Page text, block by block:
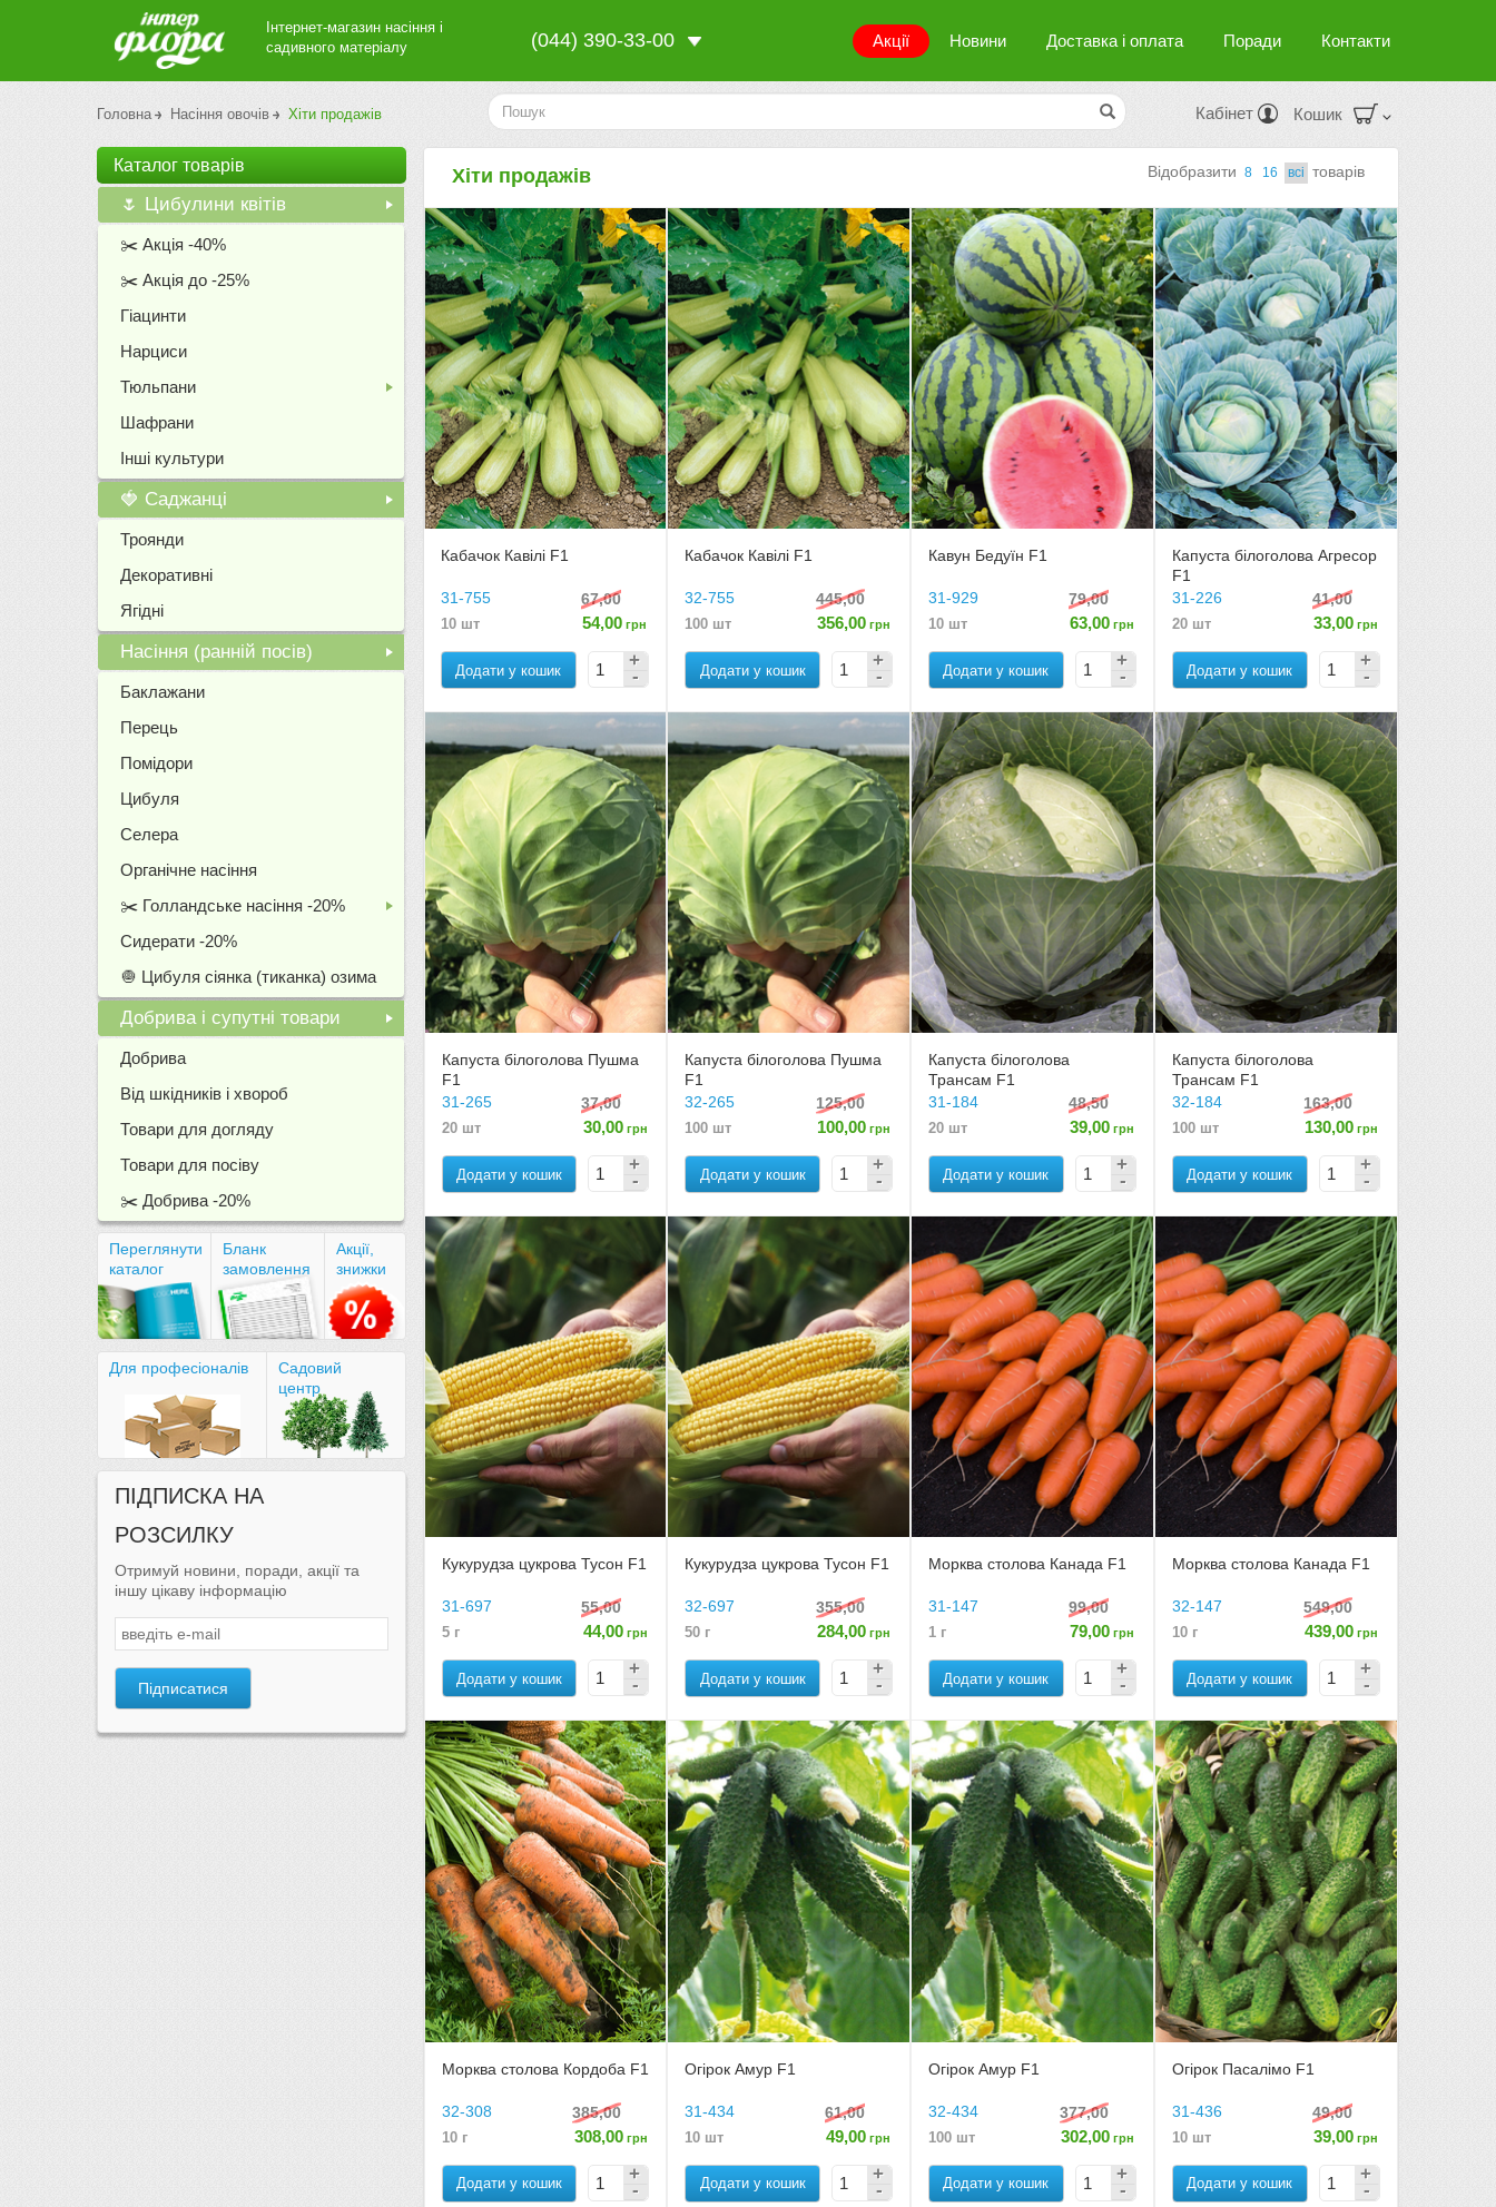
Інтернет-магазин насіння і
садивного матеріалу
(044) 390-33-00 Акції Новини Доставка і оплата Поради Контакти
Головна Насіння овочів Хіти продажів Кабінет Кошик
Каталог товарiв
+
🌷 Цибулини квітів
✂️ Акція -40%
✂️ Акція до -25%
Гіацинти
Нарциси
Тюльпани
Шафрани
Інші культури
+
🍓 Саджанці
Троянди
Декоративні
Ягідні
+
Насіння (ранній посів)
Баклажани
Перець
Помідори
Цибуля
Селера
Органічне насіння
✂️ Голландське насіння -20%
Сидерати -20%
🧅 Цибуля сіянка (тиканка) озима
+
Добрива і супутні товари
Добрива
Від шкідників і хвороб
Товари для догляду
Товари для посіву
✂️ Добрива -20%
Хіти продажів Вiдобразити 8 16 всi товарiв
Кабачок Кавілі F1
31-755
10 шт
67,00
54,00 грн
Додати у кошик
Кабачок Кавілі F1
32-755
100 шт
445,00
356,00 грн
Додати у кошик
Кавун Бедуїн F1
31-929
10 шт
79,00
63,00 грн
Додати у кошик
Капуста білоголова Агресор
F1
31-226
20 шт
41,00
33,00 грн
Додати у кошик
Капуста білоголова Пушма
F1
31-265
20 шт
37,00
30,00грн
Додати у кошик
Капуста білоголова Пушма
F1
32-265
100 шт
125,00
100,00 грн
Додати у кошик
Капуста білоголова
Трансам F1
31-184
20 шт
48,50
39,00 грн
Додати у кошик
Капуста білоголова
Трансам F1
32-184
100 шт
163,00
130,00 грн
Додати у кошик
Кукурудза цукрова Тусон F1
31-697
5 г
55,00
44,00грн
Додати у кошик
Кукурудза цукрова Тусон F1
32-697
50 г
355,00
284,00 грн
Додати у кошик
Морква столова Канада F1
31-147
1 г
99,00
79,00 грн
Додати у кошик
Морква столова Канада F1
32-147
10 г
549,00
439,00 грн
Додати у кошик
Морква столова Кордоба F1
32-308
10 г
385,00
308,00грн
Додати у кошик
Огірок Амур F1
31-434
10 шт
61,00
49,00 грн
Додати у кошик
Огірок Амур F1
32-434
100 шт
377,00
302,00 грн
Додати у кошик
Огірок Пасалімо F1
31-436
10 шт
49,00
39,00 грн
Додати у кошик
Переглянути
каталог
Бланк
замовлення
Акції,
знижки
Для професіоналів
Садовий
центр
ПІДПИСКА НА
РОЗСИЛКУ
Отримуй новини, поради, акції та
іншу цікаву інформацію
Підписатися